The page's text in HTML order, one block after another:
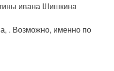
ивана Шишкина
. Возможно, именно по